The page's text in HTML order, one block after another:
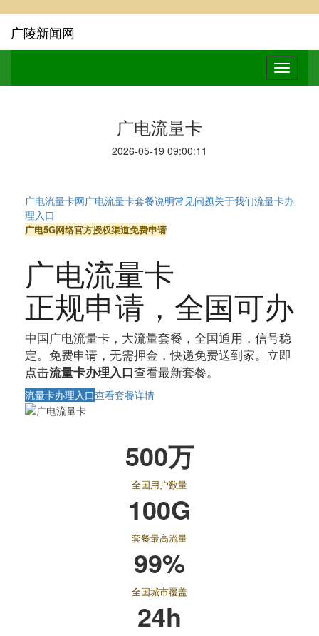
广陵新闻网
广电流量卡
2026-05-19 09:00:11
广电流量卡网广电流量卡套餐说明常见问题关于我们流量卡办
理入口
广电5G网络官方授权渠道免费申请
广电流量卡
正规申请 ，全国可办
中国广电流量卡，大流量套餐，全国通用，信号稳
定。免费申请，无需押金，快递免费送到家。立即
点击流量卡办理入口查看最新套餐。
流量卡办理入口查看套餐详情
500万
全国用户数量
100G
套餐最高流量
99%
全国城市覆盖
24h